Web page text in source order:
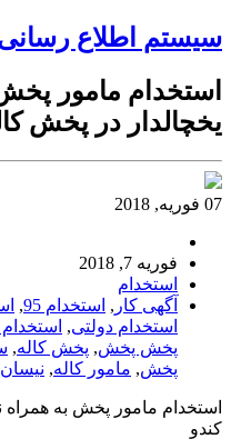
سیستم اطلاع
استخدام مامور
یخچالدار در پخش
07 فوریه, 2018
فوریه 7, 2018
استخدام
آگهی کار , استخدام 95 ,
استخدام دولتی,
پخش پخش, پخش کاله,
پخش, مامور کاله, نیسان
استخدام مامور پخش به همراه
کندو